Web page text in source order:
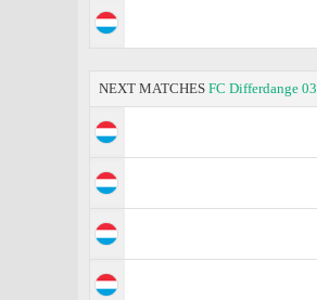
NEXT MATCHES FC Differdange 03